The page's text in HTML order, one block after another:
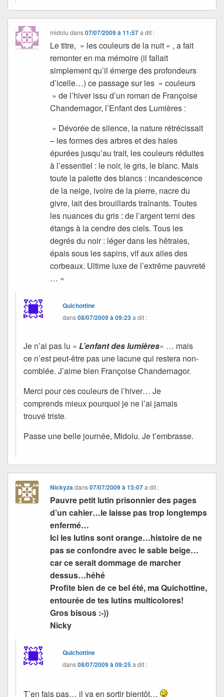
midolu dans07/07/2009 à 11:57 a dit :
Le titre, » les couleurs de la nuit « , a fait
remonter en ma mémoire (il fallait
simplement qu’il émerge des profondeurs
d’icelle…) ce passage sur les » couleurs
» de l’hiver issu d’un roman de Françoise
Chandernagor, l’Enfant des Lumières :
» Dévorée de silence, la nature rétrécissait
– les formes des arbres et des haies
épurées jusqu’au trait, les couleurs réduites
à l’essentiel : le noir, le gris, le blanc. Mais
toute la palette des blancs : incandescence
de la neige, ivoire de la pierre, nacre du
givre, lait des brouillards traînants. Toutes
les nuances du gris : de l’argent terni des
étangs à la cendre des ciels. Tous les
degrés du noir : léger dans les hêtraies,
épais sous les sapins, vif aux ailes des
corbeaux. Ultime luxe de l’extrême pauvreté
… «
Quichottine
dans08/07/2009 à 09:23a dit :
Je n’ai pas lu « L’enfant des lumières« … mais
ce n’est peut-être pas une lacune qui restera non-
comblée. J’aime bien Françoise Chandernagor.
Merci pour ces couleurs de l’hiver… Je
comprends mieux pourquoi je ne l’ai jamais
trouvé triste.
Passe une belle journée, Midolu. Je t’embrasse.
Nickyzadans07/07/2009 à 13:07 a dit :
Pauvre petit lutin prisonnier des pages
d’un cahier…le laisse pas trop longtemps
enfermé…
Ici les lutins sont orange…histoire de ne
pas se confondre avec le sable beige…
car ce serait dommage de marcher
dessus…héhé
Profite bien de ce bel été, ma Quichottine,
entourée de tes lutins multicolores!
Gros bisous :-))
Nicky
Quichottine
dans08/07/2009 à 09:25a dit :
T’en fais pas… il va en sortir bientôt…